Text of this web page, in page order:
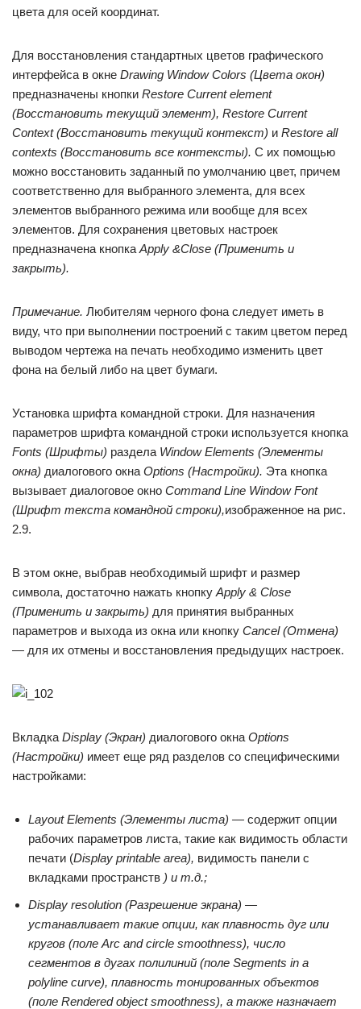
цвета для осей координат.
Для восстановления стандартных цветов графического
интерфейса в окне Drawing Window Colors (Цвета окон)
предназначены кнопки Restore Current element
(Восстановить текущий элемент), Restore Current
Context (Восстановить текущий контекст) и Restore all
contexts (Восстановить все контексты). С их помощью
можно восстановить заданный по умолчанию цвет, причем
соответственно для выбранного элемента, для всех
элементов выбранного режима или вообще для всех
элементов. Для сохранения цветовых настроек
предназначена кнопка Apply &Close (Применить и
закрыть).
Примечание. Любителям черного фона следует иметь в
виду, что при выполнении построений с таким цветом перед
выводом чертежа на печать необходимо изменить цвет
фона на белый либо на цвет бумаги.
Установка шрифта командной строки. Для назначения
параметров шрифта командной строки используется кнопка
Fonts (Шрифты) раздела Window Elements (Элементы
окна) диалогового окна Options (Настройки). Эта кнопка
вызывает диалоговое окно Command Line Window Font
(Шрифт текста командной строки),изображенное на рис.
2.9.
В этом окне, выбрав необходимый шрифт и размер
символа, достаточно нажать кнопку Apply & Close
(Применить и закрыть) для принятия выбранных
параметров и выхода из окна или кнопку Cancel (Отмена)
— для их отмены и восстановления предыдущих настроек.
Вкладка Display (Экран) диалогового окна Options
(Настройки) имеет еще ряд разделов со специфическими
настройками:
Layout Elements (Элементы листа) — содержит опции
рабочих параметров листа, такие как видимость области
печати (Display printable area), видимость панели с
вкладками пространств ) и т.д.;
Display resolution (Разрешение экрана) —
устанавливает такие опции, как плавность дуг или
кругов (поле Arc and circle smoothness), число
сегментов в дугах полилиний (поле Segments in a
polyline curve), плавность тонированных объектов
(поле Rendered object smoothness), а также назначает